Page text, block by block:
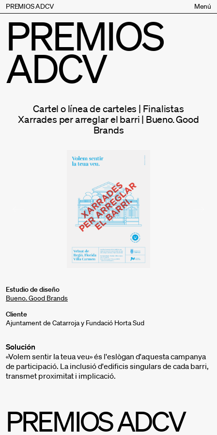
PREMIOS ADCV
Bases
Jurado
Inscripción
Palmarés
Premios especiales
Supporters
Contacto
Menú
PREMIOS
ADCV
Cartel o línea de carteles | Finalistas
Xarrades per arreglar el barri | Bueno. Good
Brands
Estudio de diseño
Bueno. Good Brands
Cliente
Ajuntament de Catarroja y Fundació Horta Sud
Solución
«Volem sentir la teua veu» és l'eslògan d'aquesta campanya
de participació. La inclusió d'edificis singulars de cada barri,
transmet proximitat i implicació.
PREMIOS ADCV